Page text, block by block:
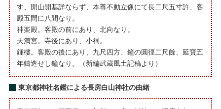
す、開山開基詳ならず、本尊不動立像にて長二尺五寸許、客
殿五間に八間なり。
神楽殿。客殿の前にあり、北向なり。
天満宮。寺後にあり、小祠。
鍾樓。客殿の後にあり、九尺四方、鐘の圓徑二尺餘、延寶五
年鑄造せし鐘なり。（新編武蔵風土記稿より）
東京都神社名鑑による長房白山神社の由緒